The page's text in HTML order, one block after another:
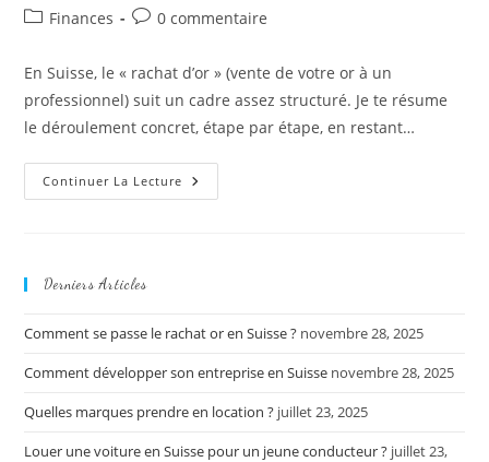
de
publiée :
PostFinances
Commentaires
publication :
0 commentaire
En Suisse, le « rachat d’or » (vente de votre or à un
professionnel) suit un cadre assez structuré. Je te résume
le déroulement concret, étape par étape, en restant…
Continuer La Lecture Comment
Se
Derniers Articles
Comment se passe le rachat or en Suisse ? novembre 28, 2025
Comment développer son entreprise en Suisse novembre 28, 2025
Quelles marques prendre en location ? juillet 23, 2025
Louer une voiture en Suisse pour un jeune conducteur ? juillet 23,